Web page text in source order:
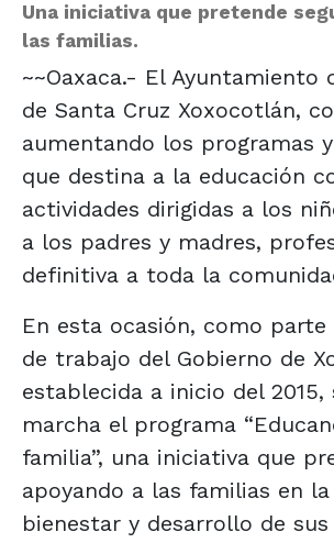
Una iniciativa que pretende
las familias.
~~Oaxaca.- El Ayuntamiento
de Santa Cruz Xoxocotlán,
aumentando los programas
que destina a la educación
actividades dirigidas a los
a los padres y madres,
definitiva a toda la
En esta ocasión, como parte
de trabajo del Gobierno de
establecida a inicio del 2015,
marcha el programa
familia”, una iniciativa que
apoyando a las familias en
bienestar y desarrollo de sus